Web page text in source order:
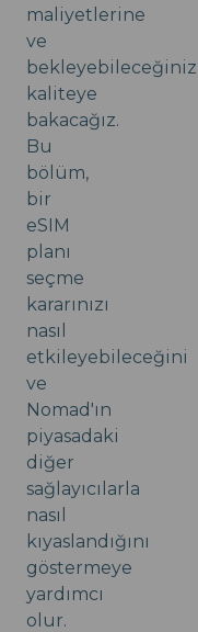
maliyetlerine
ve
bekleyebileceğiniz
kaliteye
bakacağız.
Bu
bölüm,
bir
eSIM
planı
seçme
kararınızı
nasıl
etkileyebileceğini
ve
Nomad'ın
piyasadaki
diğer
sağlayıcılarla
nasıl
kıyaslandığını
göstermeye
yardımcı
olur.